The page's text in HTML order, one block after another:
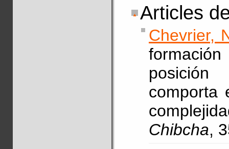
Articles
Chevrier,
comporta
Chibcha,